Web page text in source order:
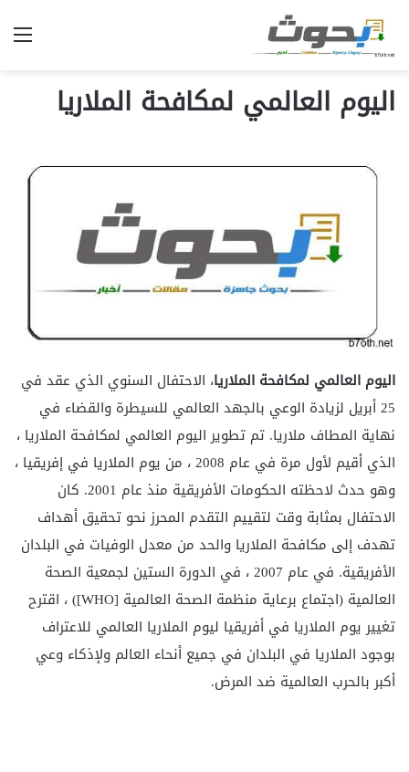
اليوم العالمي لمكافحة الملاريا
اليوم العالمي لمكافحة الملاريا، الاحتفال السنوي الذي عقد في
25 أبريل لزيادة الوعي بالجهد العالمي للسيطرة والقضاء في
نهاية المطاف ملاريا. تم تطوير اليوم العالمي لمكافحة الملاريا ،
الذي أقيم لأول مرة في عام 2008 ، من يوم الملاريا في إفريقيا ،
وهو حدث لاحظته الحكومات الأفريقية منذ عام 2001. كان
الاحتفال بمثابة وقت لتقييم التقدم المحرز نحو تحقيق أهداف
تهدف إلى مكافحة الملاريا والحد من معدل الوفيات في البلدان
الأفريقية. في عام 2007 ، في الدورة الستين لجمعية الصحة
العالمية (اجتماع برعاية منظمة الصحة العالمية [WHO]) ، اقترح
تغيير يوم الملاريا في أفريقيا ليوم الملاريا العالمي للاعتراف
بوجود الملاريا في البلدان في جميع أنحاء العالم ولإذكاء وعي
أكبر بالحرب العالمية ضد المرض.